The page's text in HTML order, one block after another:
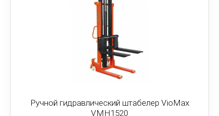
Ручной гидравлический штабелер VioMax
VMH1520